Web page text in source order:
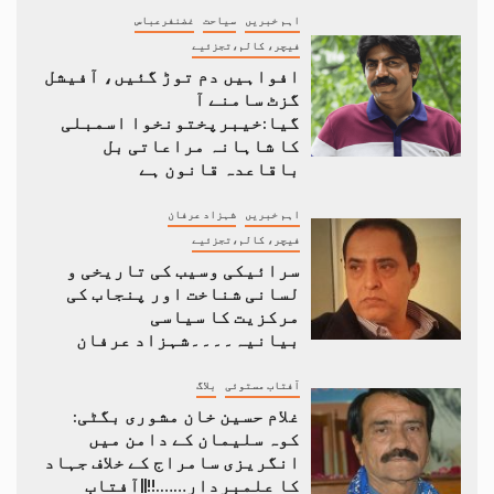
اہم خبریں سیاحت غضنفرعباس
فیچر، کالم،تجزئیے
افواہیں دم توڑ گئیں، آفیشل
گزٹ سامنے آ
گیا:خیبرپختونخوا اسمبلی
کا شاہانہ مراعاتی بل
باقاعدہ قانون ہے
اہم خبریں شہزاد عرفان
فیچر، کالم،تجزئیے
سرائیکی وسیب کی تاریخی و
لسانی شناخت اور پنجاب کی
مرکزیت کا سیاسی
بیانیہ۔۔۔۔شہزاد عرفان
آفتاب مستوئی بلاگ
غلام حسین خان مشوری بگٹی:
کوہ سلیمان کے دامن میں
انگریزی سامراج کے خلاف جہاد
کا علمبردار…….!!||آفتاب